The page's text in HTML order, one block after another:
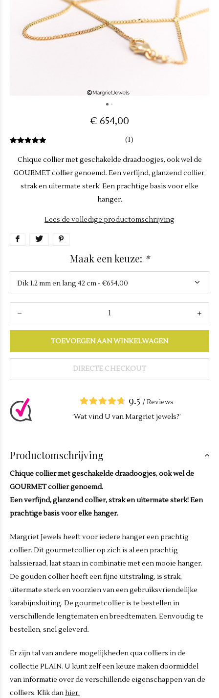
€ 654,00
(1)
Chique collier met geschakelde draadoogjes, ook wel de
GOURMET collier genoemd. Een verfijnd, glanzend collier,
strak en uitermate sterk! Een prachtige basis voor elke
hanger.
Lees de volledige productomschrijving
Maak een keuze: *
TOEVOEGEN AAN WINKELWAGEN
DIRECTE CHECKOUT
9.5 /Reviews
‘Wat vind U van Margriet jewels?’
Productomschrijving
Chique collier met geschakelde draadoogjes, ook wel de
GOURMET collier genoemd.
Een verfijnd, glanzend collier, strak en uitermate sterk! Een
prachtige basis voor elke hanger.
Margriet Jewels heeft voor iedere hanger een prachtig
collier. Dit gourmetcollier op zich is al een prachtig
halssieraad, laat staan in combinatie met een mooie hanger.
De gouden collier heeft een fijne uitstraling, is strak,
uitermate sterk en voorzien van een gebruiksvriendelijke
karabijnsluiting. De gourmetcollier is te bestellen in
verschillende lengtematen en breedtematen. Eenvoudig te
bestellen, snel geleverd.
Er zijn tal van andere mogelijkheden qua colliers in de
collectie PLAIN. U kunt zelf een keuze maken doormiddel
van informatie over de verschillende eigenschappen van de
colliers. Klik danhier.